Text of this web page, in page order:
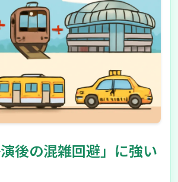
後の混雑回避」に強い